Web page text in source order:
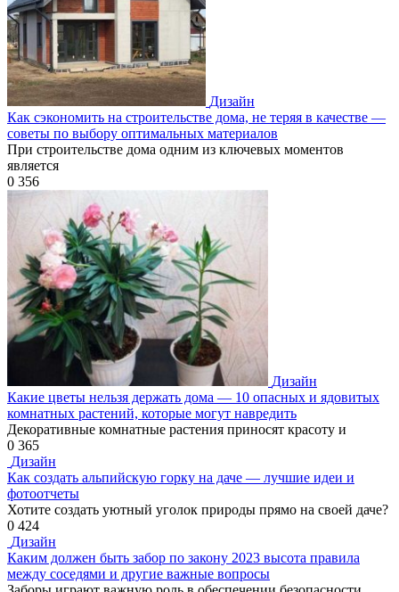
Дизайн
Как сэкономить на строительстве дома, не теряя в качестве —
советы по выбору оптимальных материалов
При строительстве дома одним из ключевых моментов
является
0 356
Дизайн
Какие цветы нельзя держать дома — 10 опасных и ядовитых
комнатных растений, которые могут навредить
Декоративные комнатные растения приносят красоту и
0 365
Дизайн
Как создать альпийскую горку на даче — лучшие идеи и
фотоотчеты
Хотите создать уютный уголок природы прямо на своей даче?
0 424
Дизайн
Каким должен быть забор по закону 2023 высота правила
между соседями и другие важные вопросы